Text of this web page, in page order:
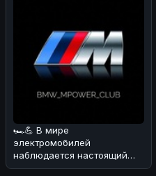
🏎💪 В мире
электромобилей
наблюдается настоящий
бум! 🔥 По данным